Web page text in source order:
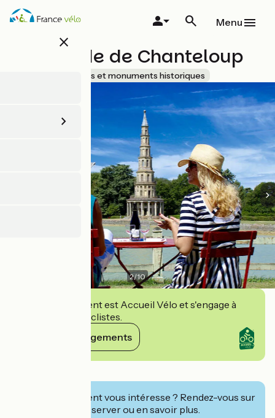
Aller
au
close
Menu
La Pagode de Chanteloup
Sites et monuments historiques
2/10
Cet établissement est Accueil Vélo et s'engage à
accueillir des cyclistes.
Voir ses engagements
Cet établissement vous intéresse ? Rendez-vous sur
leur site pour réserver ou en savoir plus.